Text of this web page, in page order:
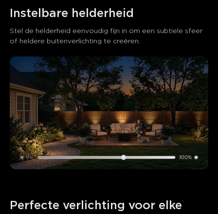
Instelbare helderheid
Stel de helderheid eenvoudig fijn in om een subtiele sfeer
of heldere buitenverlichting te creëren.
Perfecte verlichting voor elke